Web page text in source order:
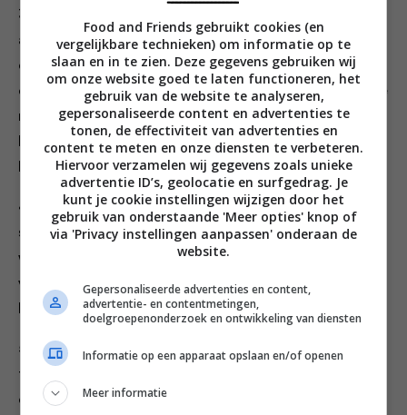
3. Verhit een ovengrill en bekleed een grillpan met
aluminiumfolie. Leg de gemarineerde kipreepjes in een
enkele laag op de folie en zorg dat ze niet te dicht op
elkaar liggen. Gril ze 8-10 minuten. Bedruip ze af en toe
met de marinade en keer ze een of twee keer. De
laatste paar minuten mogen ze iets dichter bij de
hittebron liggen.
4. Was terwijl je de kip grilt en de rijst rust de broccoli,
snijd hem bij en kook hem 3-4 minuten in het kokende
water tot de stelen net zacht zijn als je er met de punt
van een mes in steekt. Laat de broccoli uitlekken en
hak hem in stukjes.
5. Roer de broccoli door de rijst en verdeel dit over
twee kommen. Leg de kip als hij donkerbruin is en sist
op de rijst en bestrooi alles met nog wat shichimi
Food and Friends gebruikt cookies (en
vergelijkbare technieken) om informatie op te
slaan en in te zien. Deze gegevens gebruiken wij
om onze website goed te laten functioneren, het
gebruik van de website te analyseren,
gepersonaliseerde content en advertenties te
tonen, de effectiviteit van advertenties en
content te meten en onze diensten te verbeteren.
Hiervoor verzamelen wij gegevens zoals unieke
advertentie ID’s, geolocatie en surfgedrag. Je
kunt je cookie instellingen wijzigen door het
gebruik van onderstaande 'Meer opties' knop of
via 'Privacy instellingen aanpassen' onderaan de
website.
Gepersonaliseerde advertenties en content,
advertentie- en contentmetingen,
doelgroepenonderzoek en ontwikkeling van diensten
Informatie op een apparaat opslaan en/of openen
Meer informatie